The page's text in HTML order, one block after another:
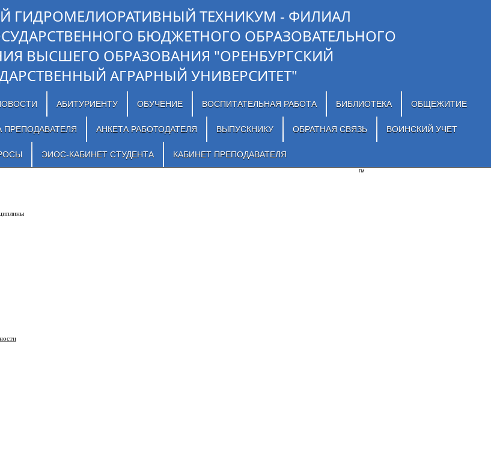
ГИДРОМЕЛИОРАТИВНЫЙ ТЕХНИКУМ - ФИЛИАЛ
БЮДЖЕТНОГО ОБРАЗОВАТЕЛЬНОГО
ВЫСШЕГО ОБРАЗОВАНИЯ "ОРЕНБУРГСКИЙ
АГРАРНЫЙ УНИВЕРСИТЕТ"
АБИТУРИЕНТУ ОБУЧЕНИЕ ВОСПИТАТЕЛЬНАЯ РАБОТА БИБЛИОТЕКА ОБЩЕЖИТИЕ
ПРЕПОДАВАТЕЛЯ АНКЕТА РАБОТОДАТЕЛЯ ВЫПУСКНИКУ ОБРАТНАЯ СВЯЗЬ ВОИНСКИЙ УЧЕТ
ЭИОС-КАБИНЕТ СТУДЕНТА КАБИНЕТ ПРЕПОДАВАТЕЛЯ
™